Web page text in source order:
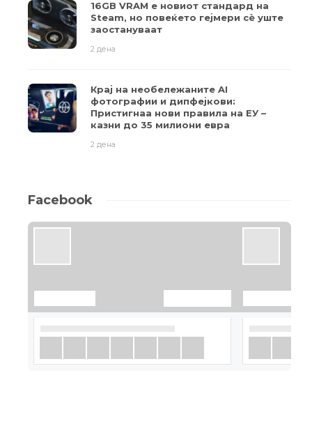
16GB VRAM е новиот стандард на
Steam, но повеќето гејмери ​​сè уште
заостануваат
2 дена
Крај на необележаните AI
фотографии и дипфејкови:
Пристигнаа нови правила на ЕУ –
казни до 35 милиони евра
2 дена
Facebook